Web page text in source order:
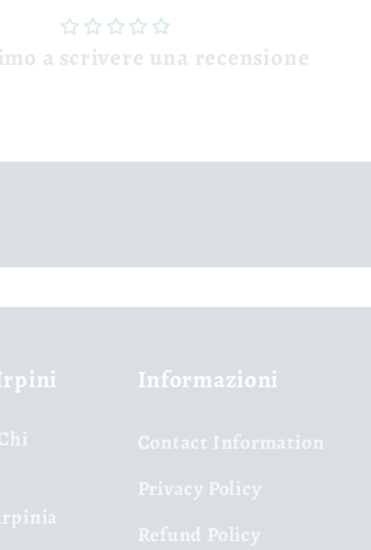
a scrivere una recensione
Informazioni
Contact Information
Privacy Policy
Refund Policy